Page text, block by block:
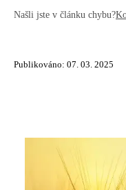
Našli jste v článku chybu?
Publikováno: 07. 03. 2025